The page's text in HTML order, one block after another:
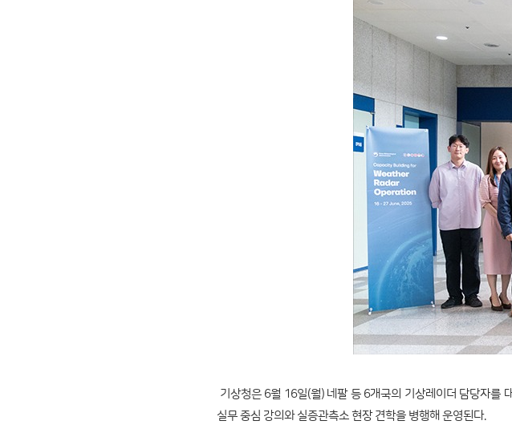
기상청은 6월 16일(월) 네팔 등 6개국의 기상레이더 담당자를
실무 중심 강의와 실증관측소 현장 견학을 병행해 운영된다.